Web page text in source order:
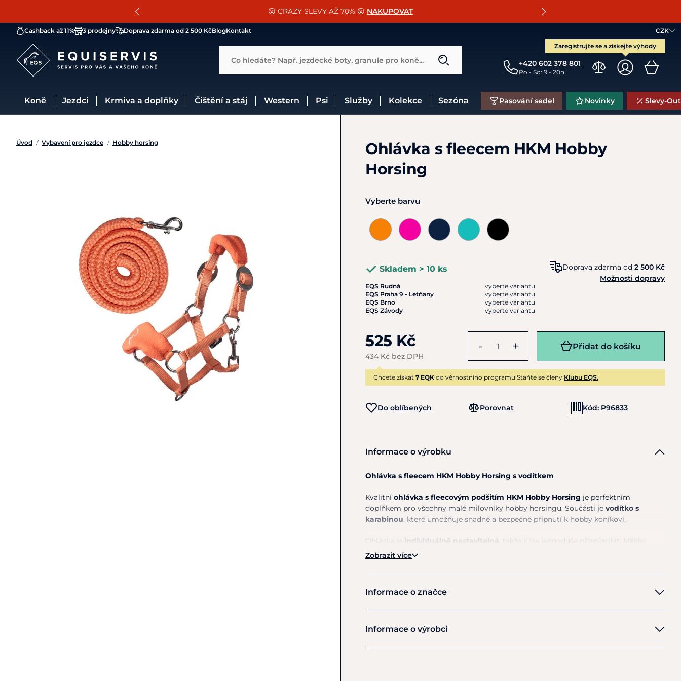
SLEVA 13% na vše od Cassini! CHCI SLEVU
😮 CRAZY SLEVY AŽ 70% 😮 NAKUPOVAT
📐Pasování a doplňky k vybraným sedlům ZDARMA 🐴
CZK
Zaregistrujte se a získejte výhody
+420 602 378 801
Po - So: 9 - 20h
Cashback až 11% 3 prodejny Doprava zdarma od 2 500 KčBlogKontakt
Co hledáte? Např. jezdecké boty, granule pro koně...
Koně Jezdci Krmiva a doplňky Čištění a stáj Western Psi Služby Kolekce Sezóna Pasování sedel Novinky Slevy-
Úvod / Vybavení pro jezdce / Hobby horsing
Ohlávka s fleecem HKM Hobby
Horsing
Vyberte barvu
Skladem > 10 ks
EQS Rudná
vyberte variantu
EQS Praha 9 - Letňany
vyberte variantu
EQS Brno
vyberte variantu
EQS Závody
vyberte variantu
Doprava zdarma od 2 500 Kč
Možnosti dopravy
525 Kč
434 Kč bez DPH
- + Přidat do košíku
Chcete získat 7 EQK do věrnostního programu Staňte se členy Klubu EQS.
Do oblíbených Porovnat Kód: P96833
Informace o výrobku
Ohlávka s fleecem HKM Hobby Horsing s vodítkem
Kvalitní ohlávka s fleecovým podšitím HKM Hobby Horsing je perfektním
doplňkem pro všechny malé milovníky hobby horsingu. Součástí je vodítko s
karabinou, které umožňuje snadné a bezpečné připnutí k hobby koníkovi.
Ohlávka je individuálně nastavitelná
, takže ji lze jednoduše přizpůsobit. Měkký
fleecezvyšuje pohodlí při hře a dodává realistický vzhled. Ideální doplněk pro
individuálně nastavitelná velikost
Zobrazit více
Informace o značce
HKM
Informace o výrobci